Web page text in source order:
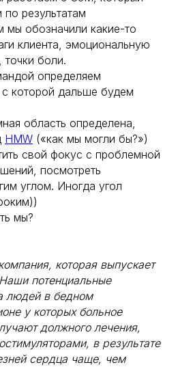
результатам
мы обозначили какие-то
клиента, эмоциональную
точки боли.
определяем
которой дальше будем
область определена,
HMW («как мы могли бы?»)
свой фокус с проблемной
посмотреть
углом. Иногда угол
мы?
которая выпускает
потенциальные
людей в бедном
у которых больное
должного лечения,
в результате
сердца чаще, чем